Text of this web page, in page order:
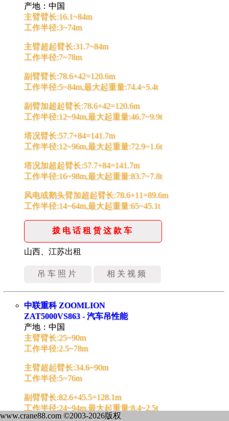
产地：中国
主臂臂长:16.1~84m
工作半径:3~74m
主臂超起臂长:31.7~84m
工作半径:7~78m
副臂臂长:78.6+42=120.6m
工作半径:5~84m,最大起重量:74.4~5.4t
副臂加超起臂长:78.6+42=120.6m
工作半径:12~94m,最大起重量:46.7~9.9t
塔况臂长:57.7+84=141.7m
工作半径:12~96m,最大起重量:72.9~1.6t
塔况加超起臂长:57.7+84=141.7m
工作半径:16~98m,最大起重量:83.7~7.8t
风电或鹅头臂加超起臂长:78.6+11=89.6m
工作半径:14~64m,最大起重量:65~45.1t
拨电话租赁这款车
山西、江苏出租
吊车照片 相关视频
中联重科 ZOOMLION
ZAT5000VS863 - 汽车吊性能
产地：中国
主臂臂长:25~90m
工作半径:2.5~78m
主臂超起臂长:34.6~90m
工作半径:5~76m
副臂臂长:82.6+45.5=128.1m
工作半径:24~94m,最大起重量:8.4~2.5t
www.crane88.com ©2003-2026版权